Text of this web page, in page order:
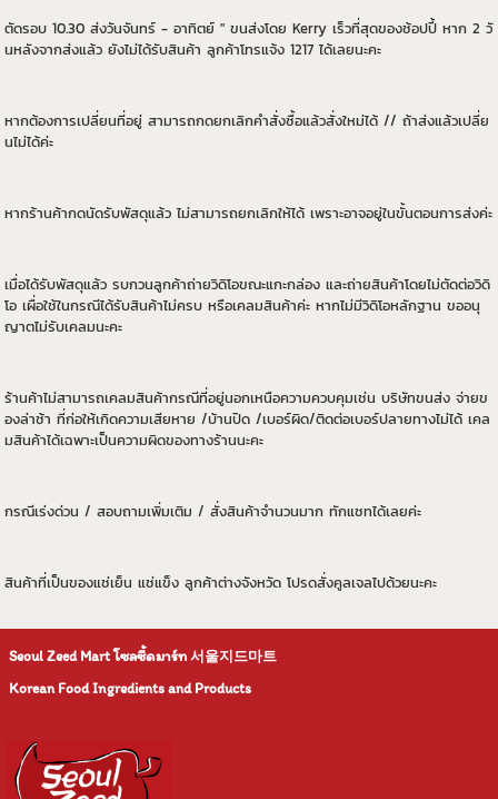
ตัดรอบ 10.30 ส่งวันจันทร์ - อาทิตย์ " ขนส่งโดย Kerry เร็วที่สุดของช้อปปี้ หาก 2 วั
นหลังจากส่งแล้ว ยังไม่ได้รับสินค้า ลูกค้าโทรแจ้ง 1217 ได้เลยนะคะ
หากต้องการเปลี่ยนที่อยู่ สามารถกดยกเลิกคำสั่งซื้อแล้วสั่งใหม่ได้ // ถ้าส่งแล้วเปลี่ย
นไม่ได้ค่ะ
หากร้านค้ากดนัดรับพัสดุแล้ว ไม่สามารถยกเลิกให้ได้ เพราะอาจอยู่ในขั้นตอนการส่งค่ะ
เมื่อได้รับพัสดุแล้ว รบกวนลูกค้าถ่ายวิดิโอขณะแกะกล่อง และถ่ายสินค้าโดยไม่ตัดต่อวิดิ
โอ เผื่อใช้ในกรณีได้รับสินค้าไม่ครบ หรือเคลมสินค้าค่ะ หากไม่มีวิดิโอหลักฐาน ขออนุ
ญาตไม่รับเคลมนะคะ
ร้านค้าไม่สามารถเคลมสินค้ากรณีที่อยู่นอกเหนือความควบคุมเช่น บริษัทขนส่ง จ่ายข
องล่าช้า ที่ก่อให้เกิดความเสียหาย /บ้านปิด /เบอร์ผิด/ติดต่อเบอร์ปลายทางไม่ได้ เคล
มสินค้าได้เฉพาะเป็นความผิดของทางร้านนะคะ
กรณีเร่งด่วน / สอบถามเพิ่มเติม / สั่งสินค้าจำนวนมาก ทักแชทได้เลยค่ะ
สินค้าที่เป็นของแช่เย็น แช่แข็ง ลูกค้าต่างจังหวัด โปรดสั่งคูลเจลไปด้วยนะคะ
Seoul Zeed Mart โซลซี้ดมาร์ท서울지드마트
Korean Food Ingredients and Products